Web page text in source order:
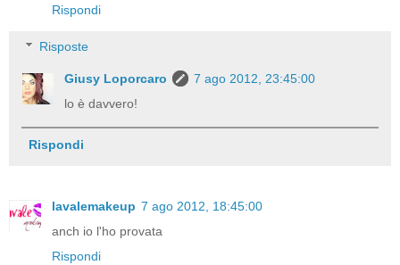
Rispondi
Risposte
Giusy Loporcaro
7 ago 2012, 23:45:00
lo è davvero!
Rispondi
lavalemakeup 7 ago 2012, 18:45:00
anch io l'ho provata
Rispondi